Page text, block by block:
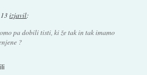
izjavil:
pa dobili tisti, ki že tak in tak imamo
?